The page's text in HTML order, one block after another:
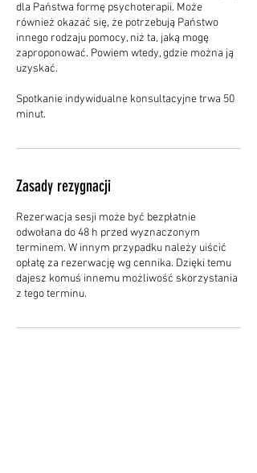
dla Państwa formę psychoterapii. Może
również okazać się, że potrzebują Państwo
innego rodzaju pomocy, niż ta, jaką mogę
zaproponować. Powiem wtedy, gdzie można ją
uzyskać.
Spotkanie indywidualne konsultacyjne trwa 50
minut.
Zasady rezygnacji
Rezerwacja sesji może być bezpłatnie
odwołana do 48 h przed wyznaczonym
terminem. W innym przypadku należy uiścić
opłatę za rezerwację wg cennika. Dzięki temu
dajesz komuś innemu możliwość skorzystania
z tego terminu.